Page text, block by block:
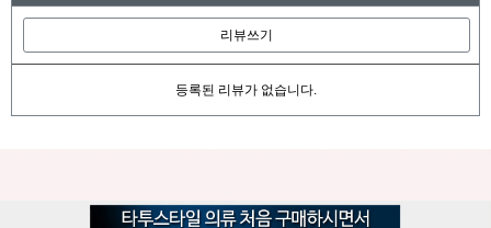
리뷰쓰기
등록된 리뷰가 없습니다.